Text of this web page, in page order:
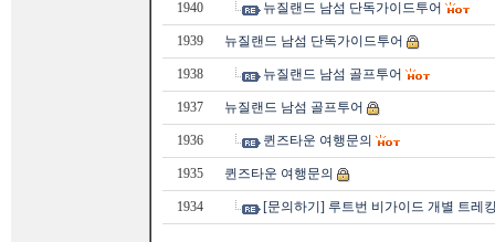
1940 뉴질랜드 남섬 단독가이드투어
1939 뉴질랜드 남섬 단독가이드투어
1938 뉴질랜드 남섬 골프투어
1937 뉴질랜드 남섬 골프투어
1936 퀸즈타운 여행문의
1935 퀸즈타운 여행문의
1934 [문의하기] 루트번 비가이드 개별 트레